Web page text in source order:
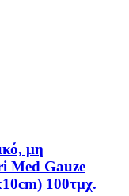
μη
Med Gauze
100τμχ.